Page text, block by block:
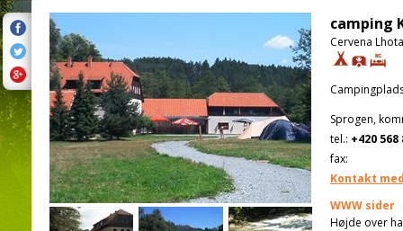
camping
Cervena
Sprogen,
tel.: +420 568
fax:
Kontakt
WWW sider
Højde over